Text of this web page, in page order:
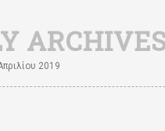
2019